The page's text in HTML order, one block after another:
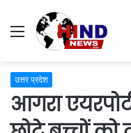
Menu
उत्तर प्रदेश
आगरा